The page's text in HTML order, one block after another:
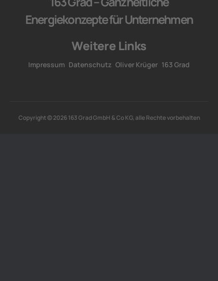
Energiekonzepte für Unternehmen
Weitere Links
Impressum Datenschutz Oliver Krüger 163 Grad
Copyright © 2026 163 Grad GmbH & Co KG, alle Rechte vorbehalten